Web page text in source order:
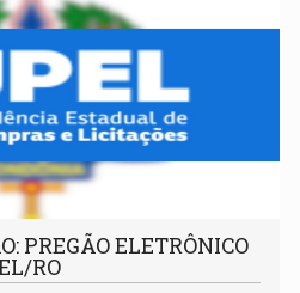
PREGÃO ELETRÔNICO
RO